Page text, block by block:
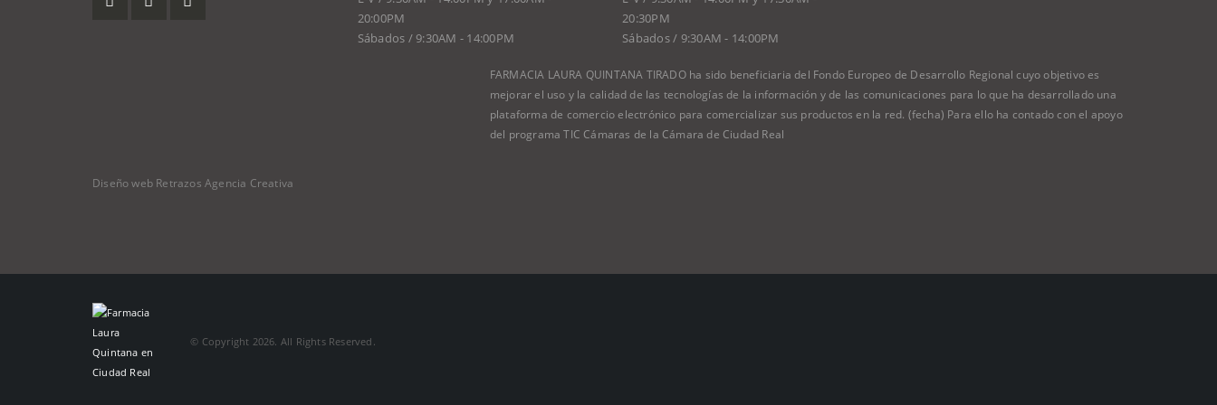
20:00PM
Sábados / 9:30AM - 14:00PM
20:30PM
Sábados / 9:30AM - 14:00PM
FARMACIA LAURA QUINTANA TIRADO ha sido beneficiaria del Fondo Europeo de Desarrollo Regional cuyo objetivo es
mejorar el uso y la calidad de las tecnologías de la información y de las comunicaciones para lo que ha desarrollado una
plataforma de comercio electrónico para comercializar sus productos en la red. (fecha) Para ello ha contado con el apoyo
del programa TIC Cámaras de la Cámara de Ciudad Real
Diseño web Retrazos Agencia Creativa
© Copyright 2026. All Rights Reserved.